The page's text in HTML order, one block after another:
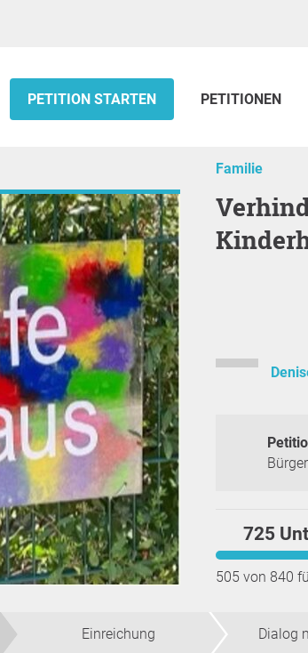
PETITION STARTEN PETITIONEN
Familie
Verhindern der Schließung des
725
505 von 840
Einreichung Dialog